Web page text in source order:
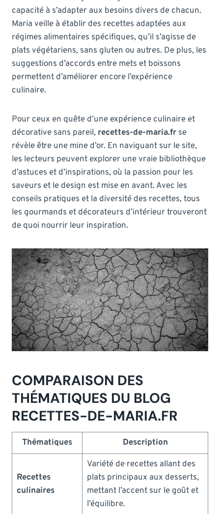
capacité à s’adapter aux besoins divers de chacun.
Maria veille à établir des recettes adaptées aux
régimes alimentaires spécifiques, qu’il s’agisse de
plats végétariens, sans gluten ou autres. De plus, les
suggestions d’accords entre mets et boissons
permettent d’améliorer encore l’expérience
culinaire.
Pour ceux en quête d’une expérience culinaire et
décorative sans pareil, recettes-de-maria.fr se
révèle être une mine d’or. En naviguant sur le site,
les lecteurs peuvent explorer une vraie bibliothèque
d’astuces et d’inspirations, où la passion pour les
saveurs et le design est mise en avant. Avec les
conseils pratiques et la diversité des recettes, tous
les gourmands et décorateurs d’intérieur trouveront
de quoi nourrir leur inspiration.
COMPARAISON DES
THÉMATIQUES DU BLOG
RECETTES-DE-MARIA.FR
Thématiques Description
Recettes
culinaires
Variété de recettes allant des
plats principaux aux desserts,
mettant l’accent sur le goût et
l’équilibre.